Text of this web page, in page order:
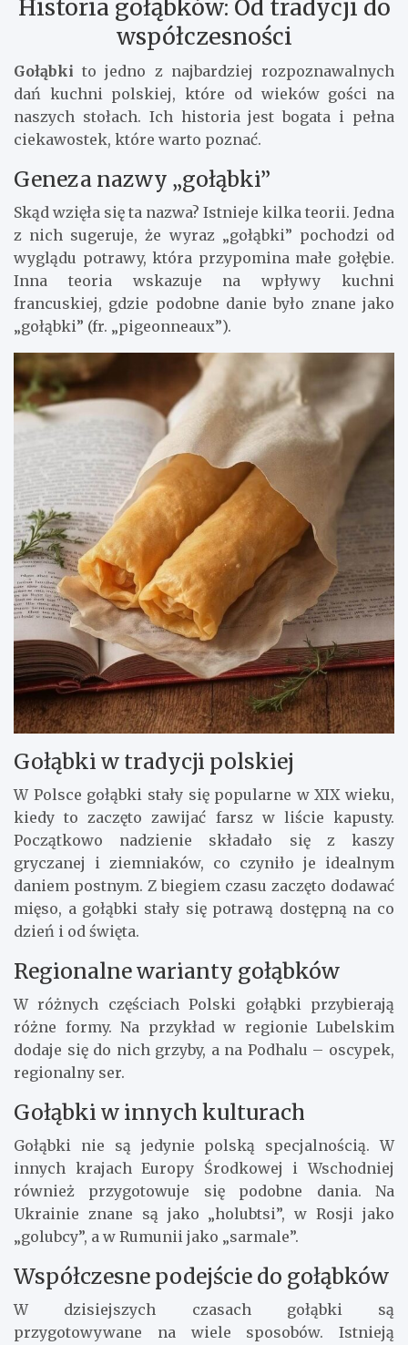
Historia gołąbków: Od tradycji do
współczesności
Gołąbki to jedno z najbardziej rozpoznawalnych
dań kuchni polskiej, które od wieków gości na
naszych stołach. Ich historia jest bogata i pełna
ciekawostek, które warto poznać.
Geneza nazwy „gołąbki”
Skąd wzięła się ta nazwa? Istnieje kilka teorii. Jedna
z nich sugeruje, że wyraz „gołąbki” pochodzi od
wyglądu potrawy, która przypomina małe gołębie.
Inna teoria wskazuje na wpływy kuchni
francuskiej, gdzie podobne danie było znane jako
„gołąbki” (fr. „pigeonneaux”).
Gołąbki w tradycji polskiej
W Polsce gołąbki stały się popularne w XIX wieku,
kiedy to zaczęto zawijać farsz w liście kapusty.
Początkowo nadzienie składało się z kaszy
gryczanej i ziemniaków, co czyniło je idealnym
daniem postnym. Z biegiem czasu zaczęto dodawać
mięso, a gołąbki stały się potrawą dostępną na co
dzień i od święta.
Regionalne warianty gołąbków
W różnych częściach Polski gołąbki przybierają
różne formy. Na przykład w regionie Lubelskim
dodaje się do nich grzyby, a na Podhalu – oscypek,
regionalny ser.
Gołąbki w innych kulturach
Gołąbki nie są jedynie polską specjalnością. W
innych krajach Europy Środkowej i Wschodniej
również przygotowuje się podobne dania. Na
Ukrainie znane są jako „holubtsi”, w Rosji jako
„golubcy”, a w Rumunii jako „sarmale”.
Współczesne podejście do gołąbków
W dzisiejszych czasach gołąbki są
przygotowywane na wiele sposobów. Istnieją